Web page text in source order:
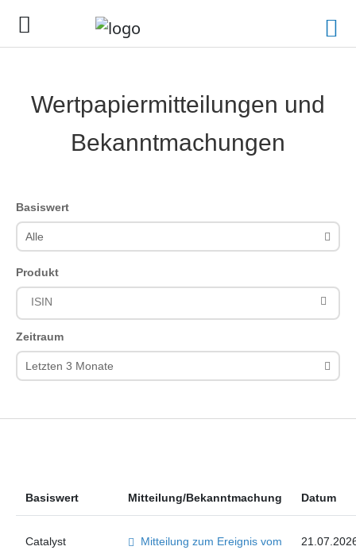
Wertpapiermitteilungen und
Bekanntmachungen
Basiswert
Alle
Produkt
Zeitraum
Letzten 3 Monate
Basiswert Mitteilung/Bekanntmachung Datum
Catalyst Mitteilung zum Ereignis vom